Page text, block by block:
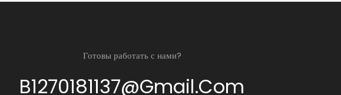
Готовы работать с нами?
B1270181137@gmail.com